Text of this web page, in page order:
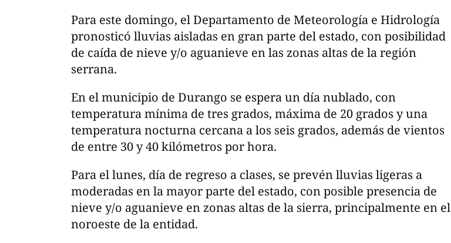
Para este domingo, el Departamento de Meteorología e Hidrología
pronosticó lluvias aisladas en gran parte del estado, con posibilidad
de caída de nieve y/o aguanieve en las zonas altas de la región
serrana.
En el municipio de Durango se espera un día nublado, con
temperatura mínima de tres grados, máxima de 20 grados y una
temperatura nocturna cercana a los seis grados, además de vientos
de entre 30 y 40 kilómetros por hora.
Para el lunes, día de regreso a clases, se prevén lluvias ligeras a
moderadas en la mayor parte del estado, con posible presencia de
nieve y/o aguanieve en zonas altas de la sierra, principalmente en el
noroeste de la entidad.